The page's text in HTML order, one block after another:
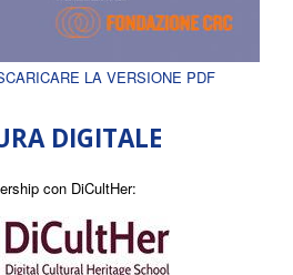
LA VERSIONE PDF
DIGITALE
con DiCultHer: